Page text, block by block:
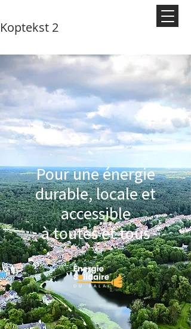
Koptekst 2
Pour une énergie
durable, locale et
accessible
à toutes et tous